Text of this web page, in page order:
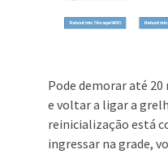
Pode demorar até
e voltar a ligar a
reinicialização está
ingressar na grade,